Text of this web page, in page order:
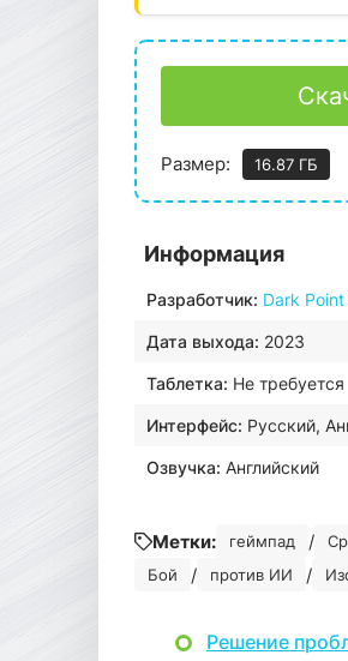
Размер:
16.87 ГБ
Информация
Разработчик: Dark Point
Дата выхода: 2023
Таблетка: Не требуется
Интерфейс: Русский,
Озвучка: Английский
Метки: геймпад /
Бой / против ИИ /
Решение